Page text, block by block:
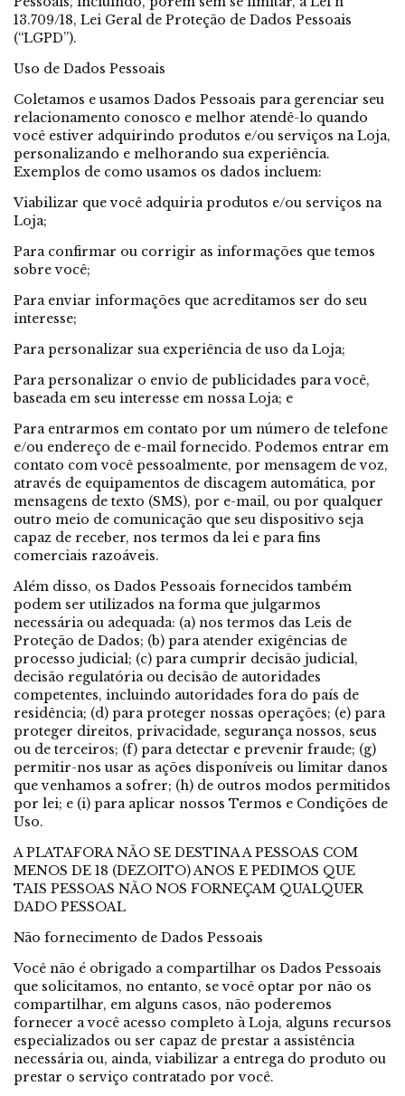
13.709/18, Lei Geral de Proteção de Dados Pessoais
(“LGPD”).
Uso de Dados Pessoais
Coletamos e usamos Dados Pessoais para gerenciar seu
relacionamento conosco e melhor atendê-lo quando
você estiver adquirindo produtos e/ou serviços na Loja,
personalizando e melhorando sua experiência.
Exemplos de como usamos os dados incluem:
Viabilizar que você adquiria produtos e/ou serviços na
Loja;
Para confirmar ou corrigir as informações que temos
sobre você;
Para enviar informações que acreditamos ser do seu
interesse;
Para personalizar sua experiência de uso da Loja;
Para personalizar o envio de publicidades para você,
baseada em seu interesse em nossa Loja; e
Para entrarmos em contato por um número de telefone
e/ou endereço de e-mail fornecido. Podemos entrar em
contato com você pessoalmente, por mensagem de voz,
através de equipamentos de discagem automática, por
mensagens de texto (SMS), por e-mail, ou por qualquer
outro meio de comunicação que seu dispositivo seja
capaz de receber, nos termos da lei e para fins
comerciais razoáveis.
Além disso, os Dados Pessoais fornecidos também
podem ser utilizados na forma que julgarmos
necessária ou adequada: (a) nos termos das Leis de
Proteção de Dados; (b) para atender exigências de
processo judicial; (c) para cumprir decisão judicial,
decisão regulatória ou decisão de autoridades
competentes, incluindo autoridades fora do país de
residência; (d) para proteger nossas operações; (e) para
proteger direitos, privacidade, segurança nossos, seus
ou de terceiros; (f) para detectar e prevenir fraude; (g)
permitir-nos usar as ações disponíveis ou limitar danos
que venhamos a sofrer; (h) de outros modos permitidos
por lei; e (i) para aplicar nossos Termos e Condições de
Uso.
A PLATAFORA NÃO SE DESTINA A PESSOAS COM
MENOS DE 18 (DEZOITO) ANOS E PEDIMOS QUE
TAIS PESSOAS NÃO NOS FORNEÇAM QUALQUER
DADO PESSOAL
Não fornecimento de Dados Pessoais
Você não é obrigado a compartilhar os Dados Pessoais
que solicitamos, no entanto, se você optar por não os
compartilhar, em alguns casos, não poderemos
fornecer a você acesso completo à Loja, alguns recursos
especializados ou ser capaz de prestar a assistência
necessária ou, ainda, viabilizar a entrega do produto ou
prestar o serviço contratado por você.